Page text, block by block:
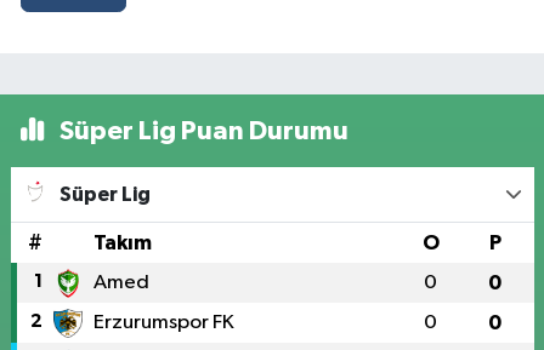
Süper Lig Puan Durumu
Süper Lig
# Takım O P
1 Amed 0 0
2 Erzurumspor FK 0 0